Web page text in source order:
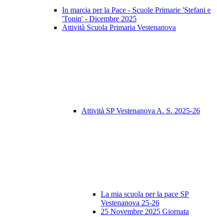
In marcia per la Pace - Scuole Primarie 'Stefani e
'Tonin' - Dicembre 2025
Attività Scuola Primaria Vestenanova
Attività SP Vestenanova A. S. 2025-26
La mia scuola per la pace SP
Vestenanova 25-26
25 Novembre 2025 Giornata